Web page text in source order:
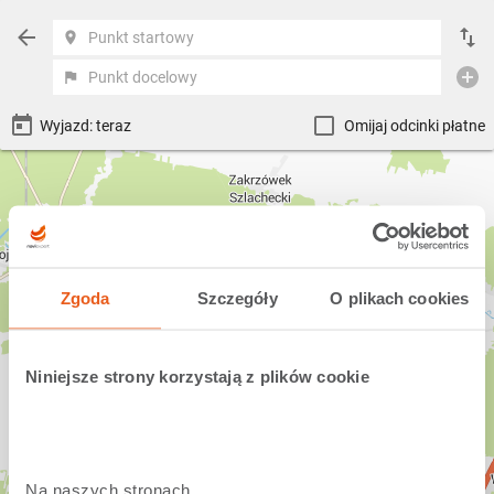
Zgoda Szczegóły O plikach cookies
Niniejsze strony korzystają z plików cookie
Na naszych stronach
Punkt startowy
Punkt docelowy
Omijaj odcinki płatne